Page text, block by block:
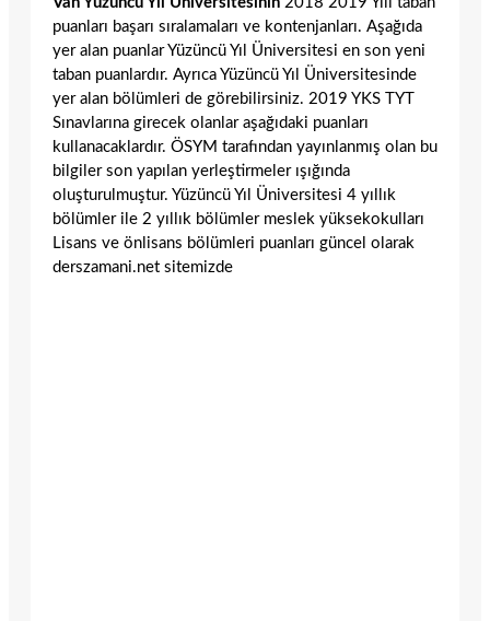
puanları başarı sıralamaları ve kontenjanları. Aşağıda
yer alan puanlar Yüzüncü Yıl Üniversitesi en son yeni
taban puanlardır. Ayrıca Yüzüncü Yıl Üniversitesinde
yer alan bölümleri de görebilirsiniz. 2019 YKS TYT
Sınavlarına girecek olanlar aşağıdaki puanları
kullanacaklardır. ÖSYM tarafından yayınlanmış olan bu
bilgiler son yapılan yerleştirmeler ışığında
oluşturulmuştur. Yüzüncü Yıl Üniversitesi 4 yıllık
bölümler ile 2 yıllık bölümler meslek yüksekokulları
Lisans ve önlisans bölümleri puanları güncel olarak
derszamani.net sitemizde